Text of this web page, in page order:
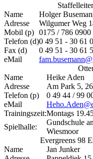
Staffelleiter
Name
Holger
Adresse
Wilgumer Weg
Mobil (p) 0175 / 786 0900
Telefon (d)0 49 51 - 30 61
Fax (d)
0 49 51 - 30 61
eMail
Name
Heike Aden
Adresse
Am Park 5,
Telefon (p)
0 49 44 / 99
eMail
Trainingszeit:Montags
Spielhalle:
Gundschule
Wiesmoor
Evergreens 98
Name
Jan Junker